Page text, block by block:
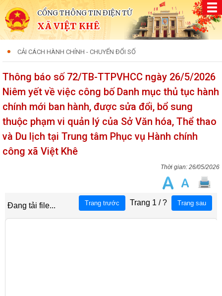
CỔNG THÔNG TIN ĐIỆN TỬ
XÃ VIỆT KHÊ
CẢI CÁCH HÀNH CHÍNH - CHUYỂN ĐỔI SỐ
Thông báo số 72/TB-TTPVHCC ngày 26/5/2026
Niêm yết về việc công bố Danh mục thủ tục hành
chính mới ban hành, được sửa đổi, bổ sung
thuộc phạm vi quản lý của Sở Văn hóa, Thể thao
và Du lịch tại Trung tâm Phục vụ Hành chính
công xã Việt Khê
26/05/2026